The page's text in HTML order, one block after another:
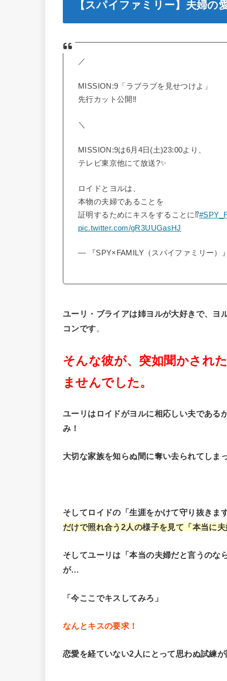
【スパイファミリー】夫婦の
／
MISSION:9「ラブラブを見せつけよ」
先行カット公開‼️
＼
MISSION:9は6月4日(土)23:00より、
テレビ東京他にて放送?✨
ロイドとヨルは、
本物の夫婦であることを
証明するためにキスをすることに⁉️
pic.twitter.com/gR3UUGasHJ
— 『SPY×FAMILY（スパイファミリー）
ユーリ・ブライアは姉ヨルが大好きで、ヨ
コンです。
そんな彼が、突如聞かされ
ませんでした。
ユーリはロイドがヨルに相応しい夫である
み！
大切な家族を知らぬ間に奪い去られてしま
そしてロイドの「生涯をかけて守り抜きま
だけで照れ合う2人の様子を見て「本当に
そしてユーリは「本当の夫婦だと言うのな
が…
「今ここでキスしてみろ」
なんとキスの要求！
恋愛を経ていない2人にとって思わぬ試練